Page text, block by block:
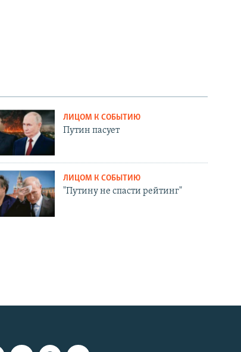
ЛИЦОМ К СОБЫТИЮ
Путин пасует
ЛИЦОМ К СОБЫТИЮ
"Путину не спасти рейтинг"